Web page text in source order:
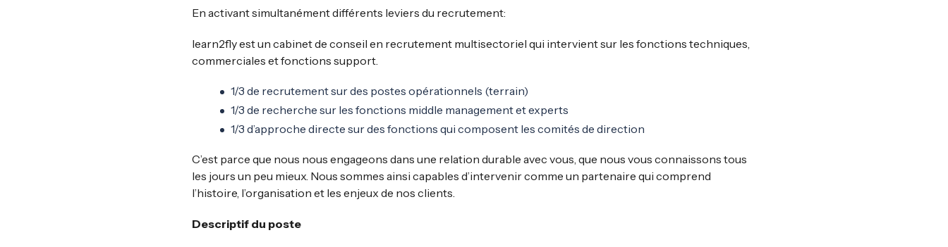
En activant simultanément différents leviers du recrutement:
learn2fly est un cabinet de conseil en recrutement multisectoriel qui intervient sur les fonctions techniques,
commerciales et fonctions support.
1/3 de recrutement sur des postes opérationnels (terrain)
1/3 de recherche sur les fonctions middle management et experts
1/3 d’approche directe sur des fonctions qui composent les comités de direction
C’est parce que nous nous engageons dans une relation durable avec vous, que nous vous connaissons tous
les jours un peu mieux. Nous sommes ainsi capables d’intervenir comme un partenaire qui comprend
l’histoire, l’organisation et les enjeux de nos clients.
Descriptif du poste